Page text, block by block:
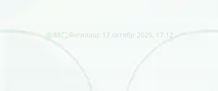
88 Янгилаш: 17 октябр 2025, 17:12